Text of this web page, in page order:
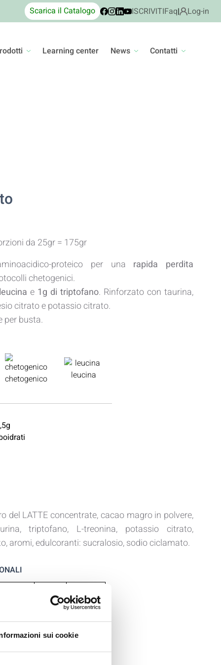
sui cookie
Scarica il Catalogo ISCRIVITIFaq| Log-in
Learning center News Contatti
da 25gr = 175gr
proteico per una rapida perdita
chetogenici.
e 1g di triptofano. Rinforzato con taurina,
citrato e potassio citrato.
per busta.
chetogenico leucina
del LATTE concentrate, cacao magro in polvere,
triptofano, L-treonina, potassio citrato,
aromi, edulcoranti: sucralosio, sodio ciclamato.
100g
25g
80 Kcal
1347 KJ
334 KJ
2.95g
1.91g
0.48g